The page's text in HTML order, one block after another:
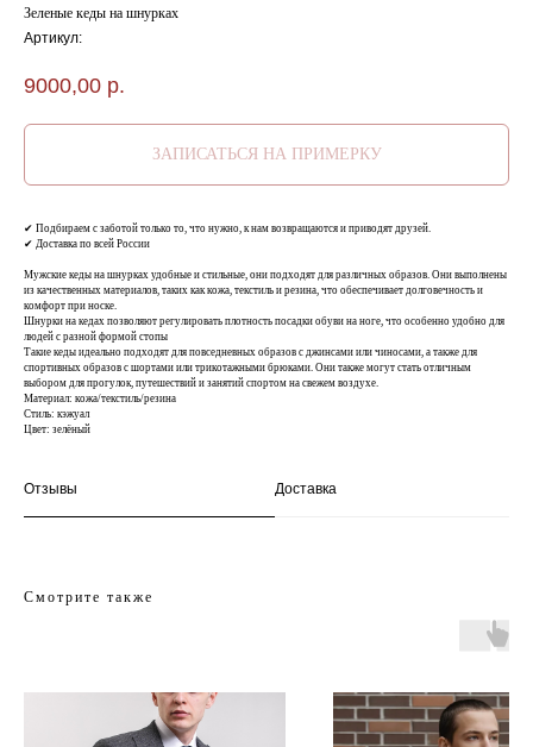
Зеленые кеды на шнурках
Артикул:
9000,00 р.
ЗАПИСАТЬСЯ НА ПРИМЕРКУ
✔ Подбираем с заботой только то, что нужно, к нам возвращаются и приводят друзей.
✔ Доставка по всей России
Мужские кеды на шнурках удобные и стильные, они подходят для различных образов. Они выполнены
из качественных материалов, таких как кожа, текстиль и резина, что обеспечивает долговечность и
комфорт при носке.
Шнурки на кедах позволяют регулировать плотность посадки обуви на ноге, что особенно удобно для
людей с разной формой стопы
Такие кеды идеально подходят для повседневных образов с джинсами или чиносами, а также для
спортивных образов с шортами или трикотажными брюками. Они также могут стать отличным
выбором для прогулок, путешествий и занятий спортом на свежем воздухе.
Материал: кожа/текстиль/резина
Стиль: кэжуал
Цвет: зелёный
Отзывы Доставка
Смотрите также